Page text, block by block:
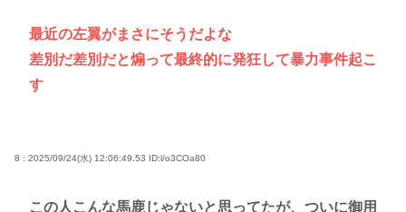
最近の左翼がまさにそうだよな
差別だ差別だと煽って最終的に発狂して暴力事件起こ
す
8 : 2025/09/24(水) 12:06:49.53 ID:l/o3COa80
この人こんな馬鹿じゃないと思ってたが、ついに御用